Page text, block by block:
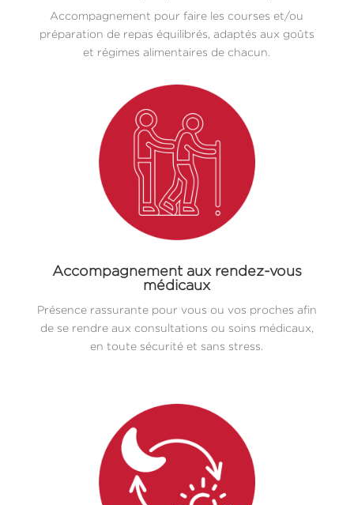
Accompagnement pour faire les courses et/ou
préparation de repas équilibrés, adaptés aux goûts
et régimes alimentaires de chacun.
Accompagnement aux rendez-vous
médicaux
Présence rassurante pour vous ou vos proches afin
de se rendre aux consultations ou soins médicaux,
en toute sécurité et sans stress.